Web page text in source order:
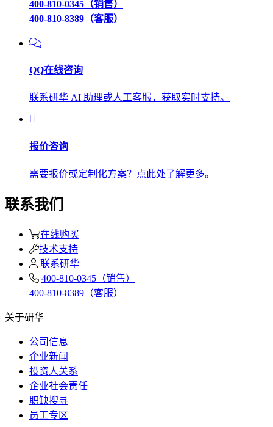
400-810-0345（销售）
400-810-8389（客服）
QQ在线咨询
联系研华 AI 助理或人工客服，获取实时支持。
报价咨询
需要报价或定制化方案？点此处了解更多。
联系我们
在线购买
技术支持
联系研华
400-810-0345（销售）
400-810-8389（客服）
关于研华
公司信息
企业新闻
投资人关系
企业社会责任
职缺搜寻
员工专区